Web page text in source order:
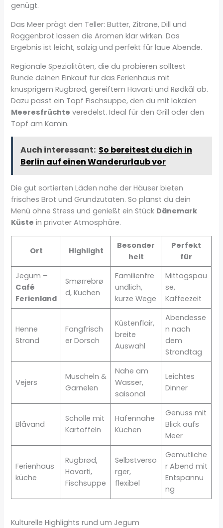
genügt.
Das Meer prägt den Teller: Butter, Zitrone, Dill und
Roggenbrot lassen die Aromen klar wirken. Das
Ergebnis ist leicht, salzig und perfekt für laue Abende.
Regionale Spezialitäten, die du probieren solltest
Runde deinen Einkauf für das Ferienhaus mit
knusprigem Rugbrød, gereiftem Havarti und Rødkål ab.
Dazu passt ein Topf Fischsuppe, den du mit lokalen
Meeresfrüchte veredelst. Ideal für den Grill oder den
Topf am Kamin.
Auch interessant: So bereitest du dich in
Berlin auf einen Wanderurlaub vor
Die gut sortierten Läden nahe der Häuser bieten
frisches Brot und Grundzutaten. So planst du dein
Menü ohne Stress und genießt ein Stück Dänemark
Küste in privater Atmosphäre.
Ort Highlight
Besonder
heit
Perfekt
für
Jegum –
Café
Ferienland
Smørrebrø
d, Kuchen
Familienfre
undlich,
kurze Wege
Mittagspau
se,
Kaffeezeit
Henne
Strand
Fangfrisch
er Dorsch
Küstenflair,
breite
Auswahl
Abendesse
n nach
dem
Strandtag
Vejers
Muscheln &
Garnelen
Nahe am
Wasser,
saisonal
Leichtes
Dinner
Blåvand
Scholle mit
Kartoffeln
Hafennahe
Küchen
Genuss mit
Blick aufs
Meer
Ferienhaus
küche
Rugbrød,
Havarti,
Fischsuppe
Selbstverso
rger,
flexibel
Gemütliche
r Abend mit
Entspannu
ng
Kulturelle Highlights rund um Jegum